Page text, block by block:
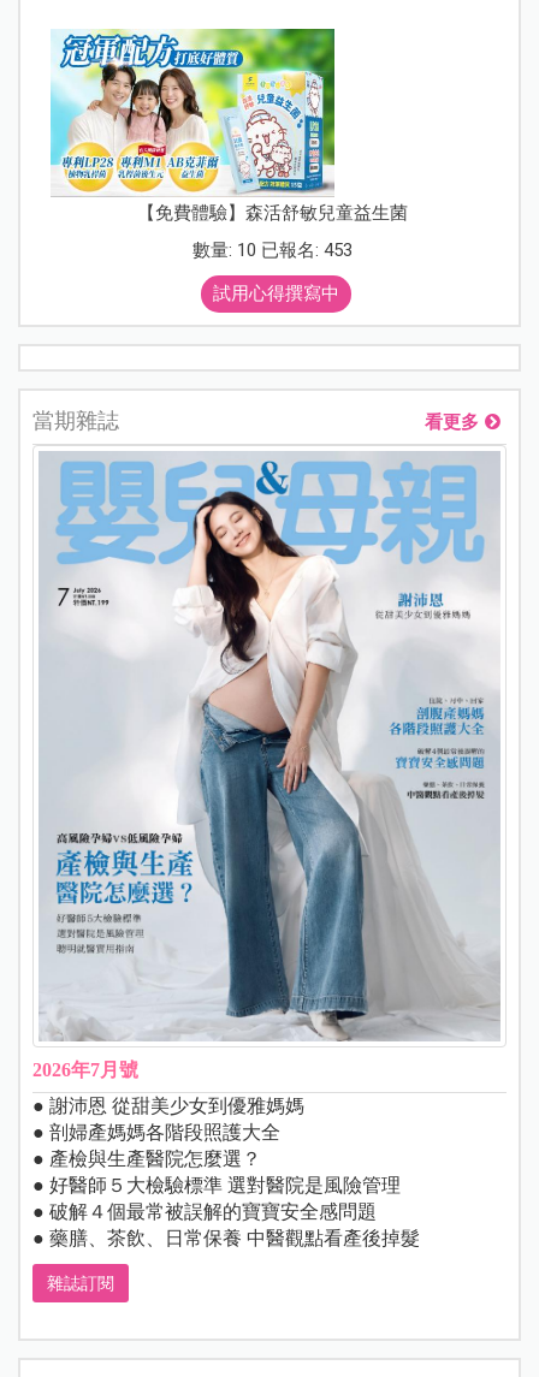
【免費體驗】森活舒敏兒童益生菌
數量: 10 已報名: 453
試用心得撰寫中
當期雜誌 看更多
2026年7月號
● 謝沛恩 從甜美少女到優雅媽媽
● 剖婦產媽媽各階段照護大全
● 產檢與生產醫院怎麼選？
● 好醫師５大檢驗標準 選對醫院是風險管理
● 破解４個最常被誤解的寶寶安全感問題
● 藥膳、茶飲、日常保養 中醫觀點看產後掉髮
雜誌訂閱